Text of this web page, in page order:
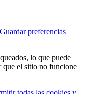
Guardar preferencias
lo que puede
que el sitio no funcione
todas las cookies y